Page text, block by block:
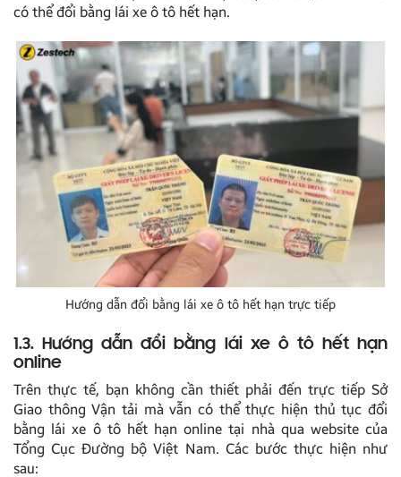
có thể đổi bằng lái xe ô tô hết hạn.
Hướng dẫn đổi bằng lái xe ô tô hết hạn trực tiếp
1.3. Hướng dẫn đổi bằng lái xe ô tô hết hạn
online
Trên thực tế, bạn không cần thiết phải đến trực tiếp Sở
Giao thông Vận tải mà vẫn có thể thực hiện thủ tục đổi
bằng lái xe ô tô hết hạn online tại nhà qua website của
Tổng Cục Đường bộ Việt Nam. Các bước thực hiện như
sau: